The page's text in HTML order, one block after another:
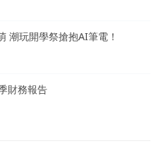
潮玩開學祭搶抱AI筆電！
財務報告